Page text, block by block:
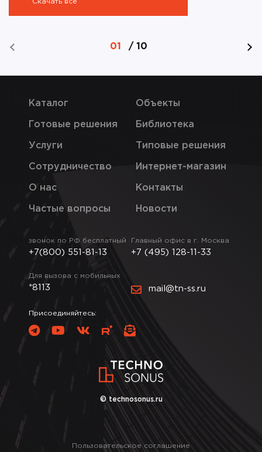
Скачать все
01 / 10
© technosonus.ru
Пользовательское соглашение
Каталог
Готовые решения
Услуги
Сотрудничество
О нас
Частые вопросы
Объекты
Библиотека
Типовые решения
Интернет-магазин
Контакты
Новости
звонок по РФ бесплатный
+7(800) 551-81-13
Главный офис в г. Москва
+7 (495) 128-11-33
Для вызова с мобильных
*8113 mail@tn-ss.ru
Присоединяйтесь: